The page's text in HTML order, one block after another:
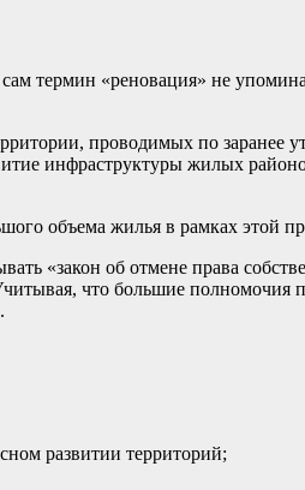
термин «реновация» не
проводимых по заранее
инфраструктуры жилых
объема жилья в рамках этой
«закон об отмене права
что большие полномочия
развитии территорий;